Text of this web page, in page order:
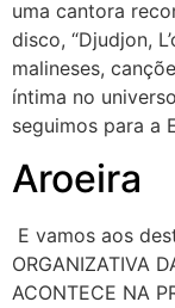
uma cantora
disco, “Djudjon,
malineses,
íntima no
seguimos para a
Aroeira
E vamos aos
ORGANIZATIVA
ACONTECE NA